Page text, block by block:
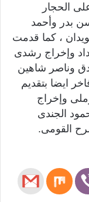
الحجار
بدر وأحمد
، كما قدمت
وإخراج رشدى
وناصر شاهين
ايضا بتقديم
وإخراج
الجندى
القومى.